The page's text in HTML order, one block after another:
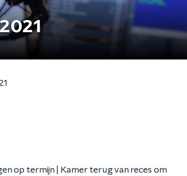
op termijn | Kamer terug van reces om